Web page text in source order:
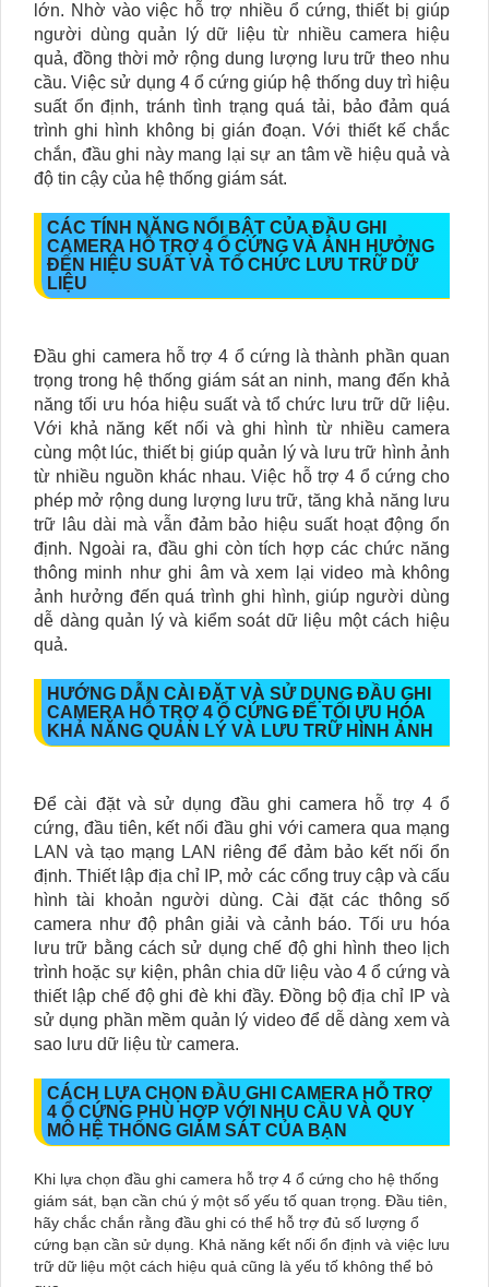
lớn. Nhờ vào việc hỗ trợ nhiều ổ cứng, thiết bị giúp
người dùng quản lý dữ liệu từ nhiều camera hiệu
quả, đồng thời mở rộng dung lượng lưu trữ theo nhu
cầu. Việc sử dụng 4 ổ cứng giúp hệ thống duy trì hiệu
suất ổn định, tránh tình trạng quá tải, bảo đảm quá
trình ghi hình không bị gián đoạn. Với thiết kế chắc
chắn, đầu ghi này mang lại sự an tâm về hiệu quả và
độ tin cậy của hệ thống giám sát.
CÁC TÍNH NĂNG NỔI BẬT CỦA ĐẦU GHI
CAMERA HỖ TRỢ 4 Ổ CỨNG VÀ ẢNH HƯỞNG
ĐẾN HIỆU SUẤT VÀ TỔ CHỨC LƯU TRỮ DỮ
LIỆU
Đầu ghi camera hỗ trợ 4 ổ cứng là thành phần quan
trọng trong hệ thống giám sát an ninh, mang đến khả
năng tối ưu hóa hiệu suất và tổ chức lưu trữ dữ liệu.
Với khả năng kết nối và ghi hình từ nhiều camera
cùng một lúc, thiết bị giúp quản lý và lưu trữ hình ảnh
từ nhiều nguồn khác nhau. Việc hỗ trợ 4 ổ cứng cho
phép mở rộng dung lượng lưu trữ, tăng khả năng lưu
trữ lâu dài mà vẫn đảm bảo hiệu suất hoạt động ổn
định. Ngoài ra, đầu ghi còn tích hợp các chức năng
thông minh như ghi âm và xem lại video mà không
ảnh hưởng đến quá trình ghi hình, giúp người dùng
dễ dàng quản lý và kiểm soát dữ liệu một cách hiệu
quả.
HƯỚNG DẪN CÀI ĐẶT VÀ SỬ DỤNG ĐẦU GHI
CAMERA HỖ TRỢ 4 Ổ CỨNG ĐỂ TỐI ƯU HÓA
KHẢ NĂNG QUẢN LÝ VÀ LƯU TRỮ HÌNH ẢNH
Để cài đặt và sử dụng đầu ghi camera hỗ trợ 4 ổ
cứng, đầu tiên, kết nối đầu ghi với camera qua mạng
LAN và tạo mạng LAN riêng để đảm bảo kết nối ổn
định. Thiết lập địa chỉ IP, mở các cổng truy cập và cấu
hình tài khoản người dùng. Cài đặt các thông số
camera như độ phân giải và cảnh báo. Tối ưu hóa
lưu trữ bằng cách sử dụng chế độ ghi hình theo lịch
trình hoặc sự kiện, phân chia dữ liệu vào 4 ổ cứng và
thiết lập chế độ ghi đè khi đầy. Đồng bộ địa chỉ IP và
sử dụng phần mềm quản lý video để dễ dàng xem và
sao lưu dữ liệu từ camera.
CÁCH LỰA CHỌN ĐẦU GHI CAMERA HỖ TRỢ
4 Ổ CỨNG PHÙ HỢP VỚI NHU CẦU VÀ QUY
MÔ HỆ THỐNG GIÁM SÁT CỦA BẠN
Khi lựa chọn đầu ghi camera hỗ trợ 4 ổ cứng cho hệ thống
giám sát, bạn cần chú ý một số yếu tố quan trọng. Đầu tiên,
hãy chắc chắn rằng đầu ghi có thể hỗ trợ đủ số lượng ổ
cứng bạn cần sử dụng. Khả năng kết nối ổn định và việc lưu
trữ dữ liệu một cách hiệu quả cũng là yếu tố không thể bỏ